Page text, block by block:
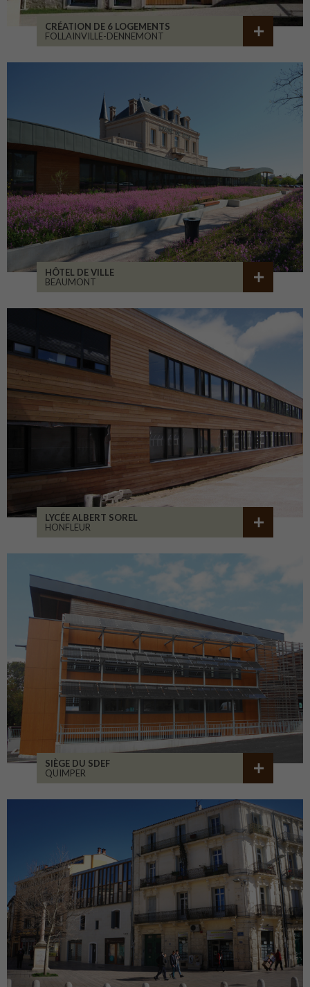
CRÉATION DE 6 LOGEMENTS
FOLLAINVILLE-DENNEMONT
HÔTEL DE VILLE
BEAUMONT
LYCÉE ALBERT SOREL
HONFLEUR
SIÈGE DU SDEF
QUIMPER